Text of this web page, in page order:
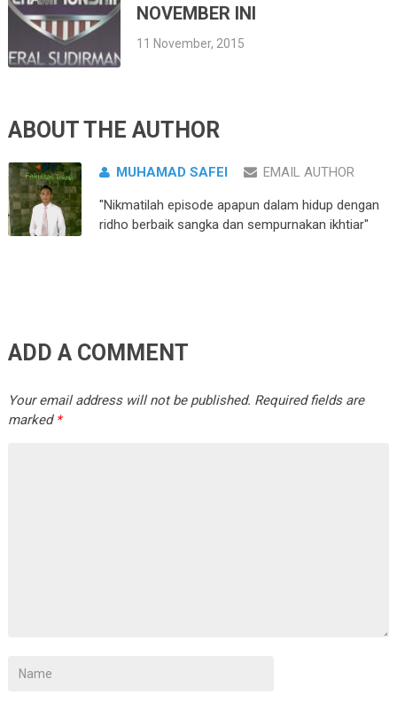
NOVEMBER INI
11 November, 2015
ABOUT THE AUTHOR
MUHAMAD SAFEI EMAIL AUTHOR
"Nikmatilah episode apapun dalam hidup dengan
ridho berbaik sangka dan sempurnakan ikhtiar"
ADD A COMMENT
Your email address will not be published. Required fields are
marked *